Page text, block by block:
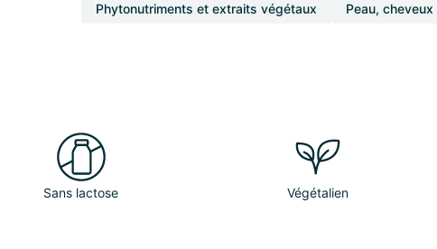
Phytonutriments et extraits végétaux Peau,
Sans lactose Végétalien